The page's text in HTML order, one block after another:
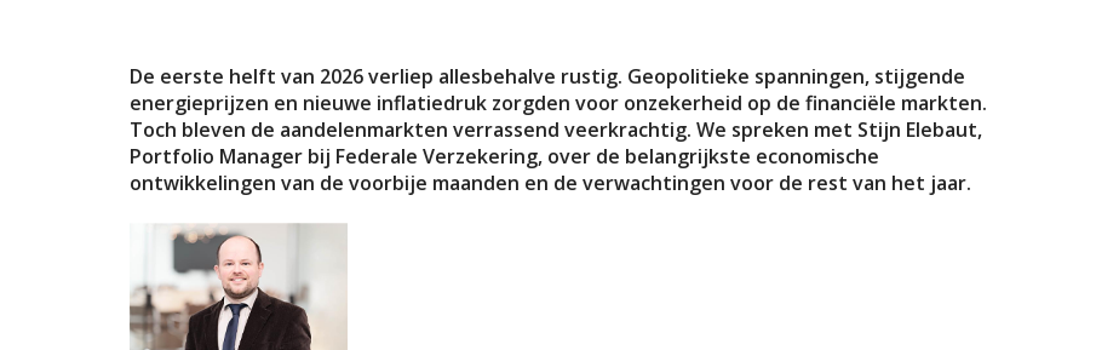
De eerste helft van 2026 verliep allesbehalve rustig. Geopolitieke spanningen, stijgende
energieprijzen en nieuwe inflatiedruk zorgden voor onzekerheid op de financiële markten.
Toch bleven de aandelenmarkten verrassend veerkrachtig. We spreken met Stijn Elebaut,
Portfolio Manager bij Federale Verzekering, over de belangrijkste economische
ontwikkelingen van de voorbije maanden en de verwachtingen voor de rest van het jaar.